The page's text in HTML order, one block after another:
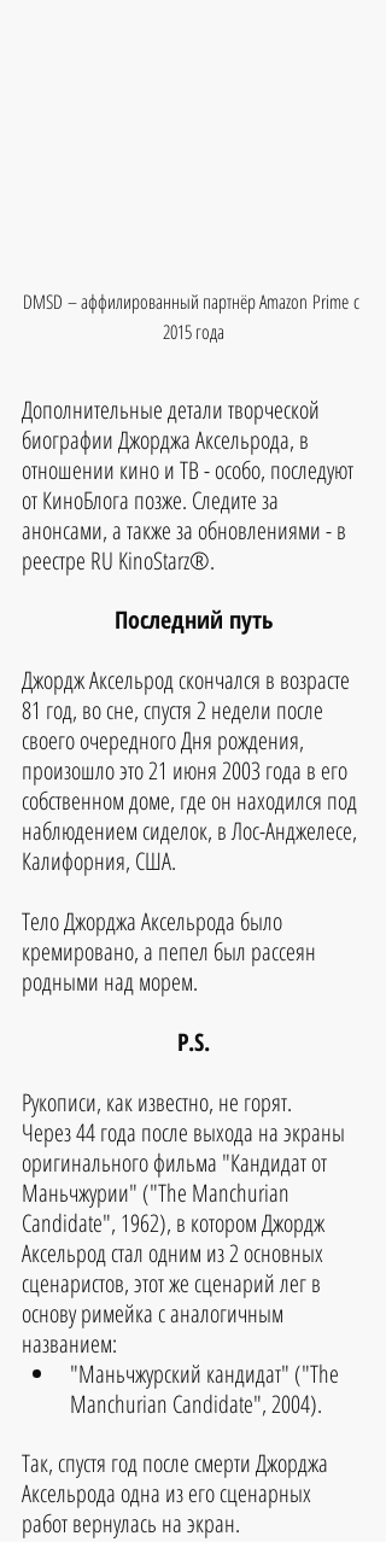
DMSD – аффилированный партнёр Amazon Prime с
2015 года
Дополнительные детали творческой
биографии Джорджа Аксельрода, в
отношении кино и ТВ - особо, последуют
от КиноБлога позже. Следите за
анонсами, а также за обновлениями - в
реестре RU KinoStarz®.
Последний путь
Джордж Аксельрод скончался в возрасте
81 год, во сне, спустя 2 недели после
своего очередного Дня рождения,
произошло это 21 июня 2003 года в его
собственном доме, где он находился под
наблюдением сиделок, в Лос-Анджелесе,
Калифорния, США.
Тело Джорджа Аксельрода было
кремировано, а пепел был рассеян
родными над морем.
P.S.
Рукописи, как известно, не горят.
Через 44 года после выхода на экраны
оригинального фильма "Кандидат от
Маньчжурии" ("The Manchurian
Candidate", 1962), в котором Джордж
Аксельрод стал одним из 2 основных
сценаристов, этот же сценарий лег в
основу римейка с аналогичным
названием:
"Маньчжурский кандидат" ("The
Manchurian Candidate", 2004).
Так, спустя год после смерти Джорджа
Аксельрода одна из его сценарных
работ вернулась на экран.